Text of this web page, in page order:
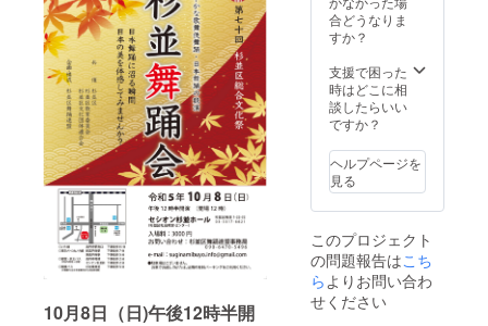
10月8日（日)午後12時半開
合どうなりま
すか？
支援で困った
時はどこに相
談したらいい
ですか？
ヘルプページを
見る
このプロジェクト
の問題報告はこち
ら よりお問い合わ
せください